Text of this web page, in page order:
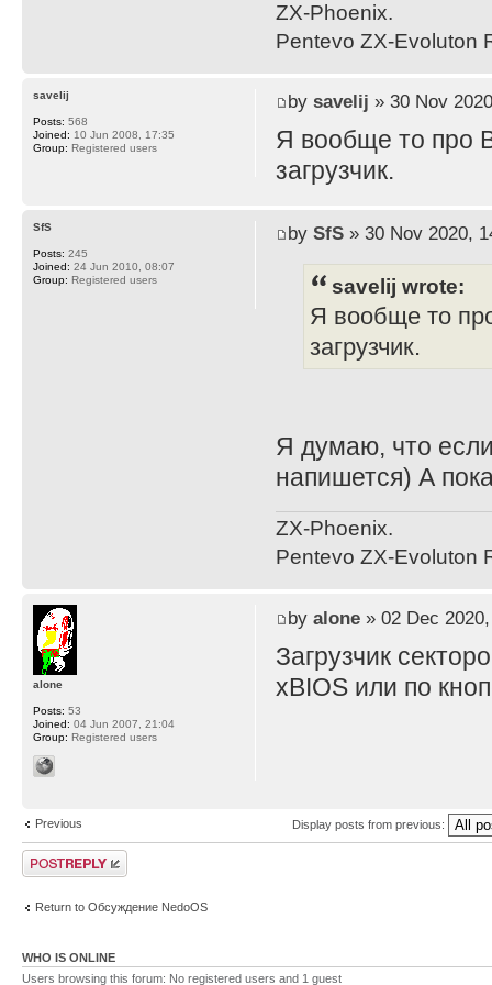
ZX-Phoenix.
Pentevo ZX-Evoluton
by savelij » 30 Nov
Я вообще то про
загрузчик.
savelij
Posts: 568
Joined: 10 Jun 2008, 17:35
Group: Registered users
by SfS» 30 Nov 2020,
savelij wrote:
Я вообще то
загрузчик.
Я думаю, что
напишется) А
ZX-Phoenix.
Pentevo ZX-Evoluton
SfS
Posts: 245
Joined: 24 Jun 2010, 08:07
Group: Registered users
by alone» 02 Dec
Загрузчик
xBIOS или по
alone
Posts: 53
Joined: 04 Jun 2007, 21:04
Group: Registered users
Previous Display posts from previous:
Post a reply
Return to Обсуждение NedoOS
WHO IS ONLINE
Users browsing this forum: No registered users and 1 guest